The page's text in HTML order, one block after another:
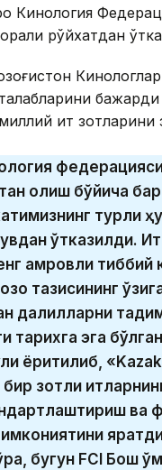
Кинология
рўйхатдан
Кинологлар
бажарди
ит зотларини
тан олиш бўйича
турли
ўтказилди.
қамровли
тазисининг
далилларни
тарихга эга
ёритилиб,
бир зотли
ва
бугун FCI Бош